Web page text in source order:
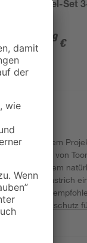
Pinsel-Set
5 29 €
zu einem
Versiegelung von
in einem
einem Anstrich
2 Anstriche
starken
Holzschutz